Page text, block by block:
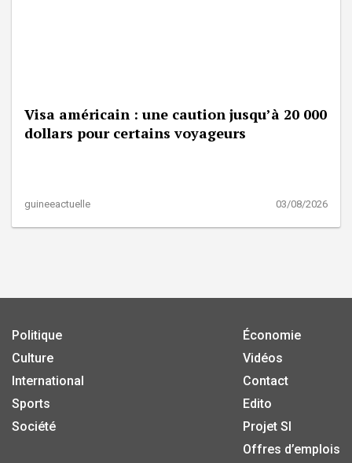
Visa américain : une caution jusqu’à 20 000
dollars pour certains voyageurs
guineeactuelle 03/08/2026
Politique
Culture
International
Sports
Société
Économie
Vidéos
Contact
Edito
Projet SI
Offres d’emplois